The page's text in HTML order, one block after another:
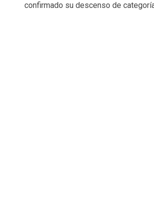
confirmado su descenso de